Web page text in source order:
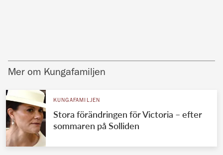
Mer om Kungafamiljen
KUNGAFAMILJEN
Stora förändringen för Victoria – efter
sommaren på Solliden